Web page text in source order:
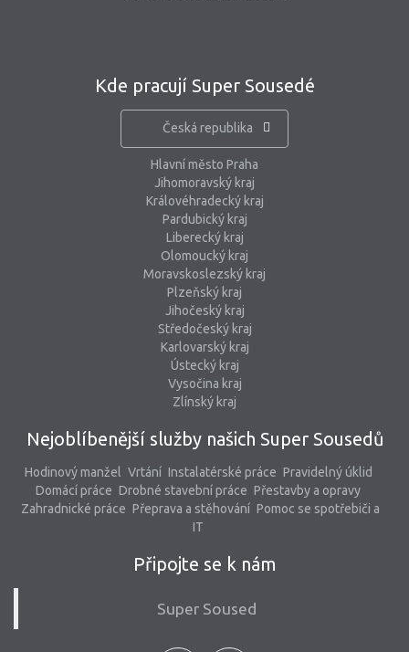
Kde pracují Super Sousedé
Česká republika
Hlavní město Praha
Jihomoravský kraj
Královéhradecký kraj
Pardubický kraj
Liberecký kraj
Olomoucký kraj
Moravskoslezský kraj
Plzeňský kraj
Jihočeský kraj
Středočeský kraj
Karlovarský kraj
Ústecký kraj
Vysočina kraj
Zlínský kraj
Nejoblíbenější služby našich Super Sousedů
Hodinový manžel Vrtání Instalatérské práce Pravidelný úklid
Domácí práce Drobné stavební práce Přestavby a opravy
Zahradnické práce Přeprava a stěhování Pomoc se spotřebiči a
IT
Připojte se k nám
Super Soused